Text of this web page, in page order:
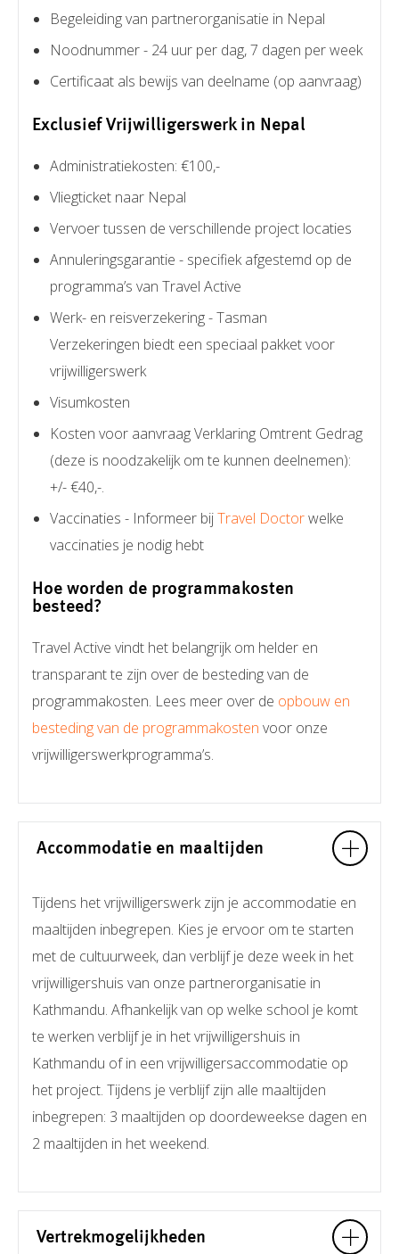
Begeleiding van partnerorganisatie in Nepal
Noodnummer - 24 uur per dag, 7 dagen per week
Certificaat als bewijs van deelname (op aanvraag)
Exclusief Vrijwilligerswerk in Nepal
Administratiekosten: €100,-
Vliegticket naar Nepal
Vervoer tussen de verschillende project locaties
Annuleringsgarantie - specifiek afgestemd op de
programma’s van Travel Active
Werk- en reisverzekering - Tasman
Verzekeringen biedt een speciaal pakket voor
vrijwilligerswerk
Visumkosten
Kosten voor aanvraag Verklaring Omtrent Gedrag
(deze is noodzakelijk om te kunnen deelnemen):
+/- €40,-.
Vaccinaties - Informeer bijTravel Doctorwelke
vaccinaties je nodig hebt
Hoe worden de programmakosten
besteed?
Travel Active vindt het belangrijk om helder en
transparant te zijn over de besteding van de
programmakosten. Lees meer over de opbouw en
besteding van de programmakosten voor onze
vrijwilligerswerkprogramma’s.
Accommodatie en maaltijden
Tijdens het vrijwilligerswerk zijn je accommodatie en
maaltijden inbegrepen. Kies je ervoor om te starten
met de cultuurweek, dan verblijf je deze week in het
vrijwilligershuis van onze partnerorganisatie in
Kathmandu. Afhankelijk van op welke school je komt
te werken verblijf je in het vrijwilligershuis in
Kathmandu of in een vrijwilligersaccommodatie op
het project. Tijdens je verblijf zijn alle maaltijden
inbegrepen: 3 maaltijden op doordeweekse dagen en
2 maaltijden in het weekend.
Vertrekmogelijkheden